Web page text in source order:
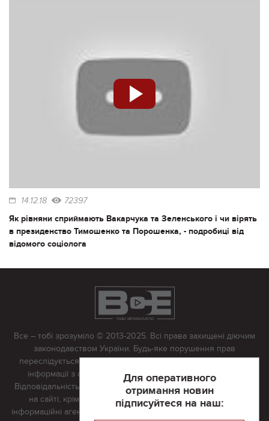
14.12.18 72397
Як рівняни сприймають Вакарчука та Зеленського і чи вірять
в президенство Тимошенко та Порошенка, - подробиці від
відомого соціолога
Для оперативного
отримання новин
підписуйтеся на наш:
Все – тобі зрозуміло © 2013-2025. Всі права захищені діючим
законодавством України. Будь-яке порушення прав
переслідується в судовому порядку. Будь-яке відтворення
інформації з сайту тільки з письмово дозволу редакції.
Відповідальність за достовірність усіх матеріалів, розміщених
на сайті, крім матеріалів, які містять посилання на інші
інформаційні агентства або інтернет-видання, несе редакційна